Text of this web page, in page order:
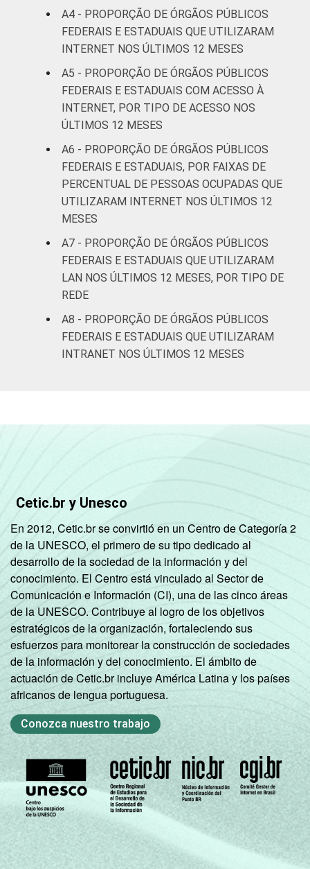
A4 - PROPORÇÃO DE ÓRGÃOS PÚBLICOS
FEDERAIS E ESTADUAIS QUE UTILIZARAM
INTERNET NOS ÚLTIMOS 12 MESES
A5 - PROPORÇÃO DE ÓRGÃOS PÚBLICOS
FEDERAIS E ESTADUAIS COM ACESSO À
INTERNET, POR TIPO DE ACESSO NOS
ÚLTIMOS 12 MESES
A6 - PROPORÇÃO DE ÓRGÃOS PÚBLICOS
FEDERAIS E ESTADUAIS, POR FAIXAS DE
PERCENTUAL DE PESSOAS OCUPADAS QUE
UTILIZARAM INTERNET NOS ÚLTIMOS 12
MESES
A7 - PROPORÇÃO DE ÓRGÃOS PÚBLICOS
FEDERAIS E ESTADUAIS QUE UTILIZARAM
LAN NOS ÚLTIMOS 12 MESES, POR TIPO DE
REDE
A8 - PROPORÇÃO DE ÓRGÃOS PÚBLICOS
FEDERAIS E ESTADUAIS QUE UTILIZARAM
INTRANET NOS ÚLTIMOS 12 MESES
Cetic.br y Unesco
En 2012, Cetic.br se convirtió en un Centro de Categoría 2
de la UNESCO, el primero de su tipo dedicado al
desarrollo de la sociedad de la información y del
conocimiento. El Centro está vinculado al Sector de
Comunicación e Información (CI), una de las cinco áreas
de la UNESCO. Contribuye al logro de los objetivos
estratégicos de la organización, fortaleciendo sus
esfuerzos para monitorear la construcción de sociedades
de la información y del conocimiento. El ámbito de
actuación de Cetic.br incluye América Latina y los países
africanos de lengua portuguesa.
Conozca nuestro trabajo